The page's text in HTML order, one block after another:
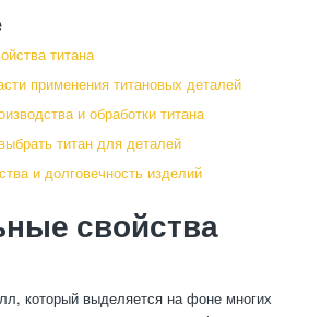
титана
применения титановых деталей
и обработки титана
титан для деталей
и долговечность изделий
свойства
который выделяется на фоне многих